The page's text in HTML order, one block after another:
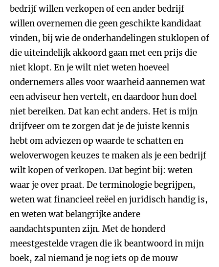
bedrijf willen verkopen of een ander bedrijf
willen overnemen die geen geschikte kandidaat
vinden, bij wie de onderhandelingen stuklopen of
die uiteindelijk akkoord gaan met een prijs die
niet klopt. En je wilt niet weten hoeveel
ondernemers alles voor waarheid aannemen wat
een adviseur hen vertelt, en daardoor hun doel
niet bereiken. Dat kan echt anders. Het is mijn
drijfveer om te zorgen dat je de juiste kennis
hebt om adviezen op waarde te schatten en
weloverwogen keuzes te maken als je een bedrijf
wilt kopen of verkopen. Dat begint bij: weten
waar je over praat. De terminologie begrijpen,
weten wat financieel reëel en juridisch handig is,
en weten wat belangrijke andere
aandachtspunten zijn. Met de honderd
meestgestelde vragen die ik beantwoord in mijn
boek, zal niemand je nog iets op de mouw